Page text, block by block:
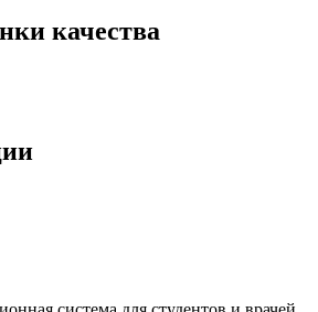
качества